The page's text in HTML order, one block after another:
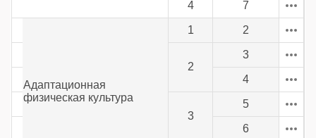
4 7
Адаптационная
физическая культура
1 2
2
3
4
3
5
6